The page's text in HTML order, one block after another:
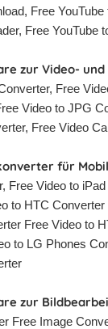
Free
Free YouTube
zur Video-
Free
Video to JPG
Free Video
für
Free Video to
to HTC
Free Video to
to LG Phones
zur
Free Image